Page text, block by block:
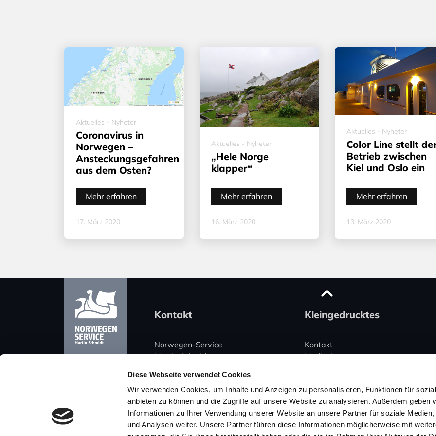
Diese Webseite verwendet Cookies
Wir verwenden Cookies, um Inhalte und Anzeigen zu personalisieren, Funktionen für
anbieten zu können und die Zugriffe auf unsere Website zu analysieren. Außerdem geben
Informationen zu Ihrer Verwendung unserer Website an unsere Partner für soziale Medien,
und Analysen weiter. Unsere Partner führen diese Informationen möglicherweise mit
Aktuelles - Nyheter
Coronavirus in
Norwegen –
Ansteckungsgefahren
aus dem Osten?
Mehr erfahren
17. März 2020
Aktuelles - Nyheter
„Hele Norge
klapper“
Mehr erfahren
16. März 2020
Aktuelles - Nyheter
Color Line stellt
Betrieb zwischen
Kiel und Oslo ein
Mehr erfahren
13. März 2020
Kontakt
Norwegen-Service
Martin Schmidt
Harz 51
06108 Halle (Saale)
Deutschland
Telefon: +49 (0) 345 2495074
Mobil: +49 (0) 157 53004754
Kleingedrucktes
Kontakt
Mediadaten
Datenschutz
Impressum
Hinweise zur Buchung
von Ferienhäusern